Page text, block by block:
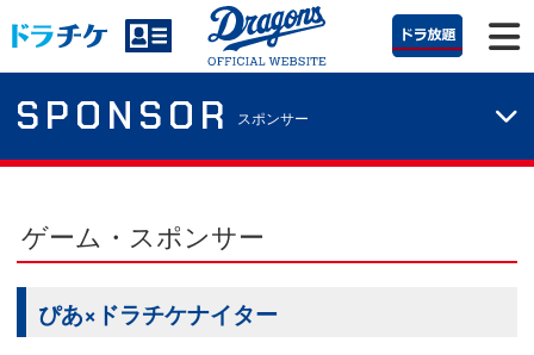
SPONSOR スポンサー
ゲーム・スポンサー
ぴあ×ドラチケナイター